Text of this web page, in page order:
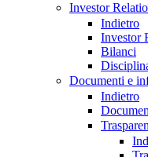
Investor
Indietro
Investor
Bilanci
Documenti e
Indietro